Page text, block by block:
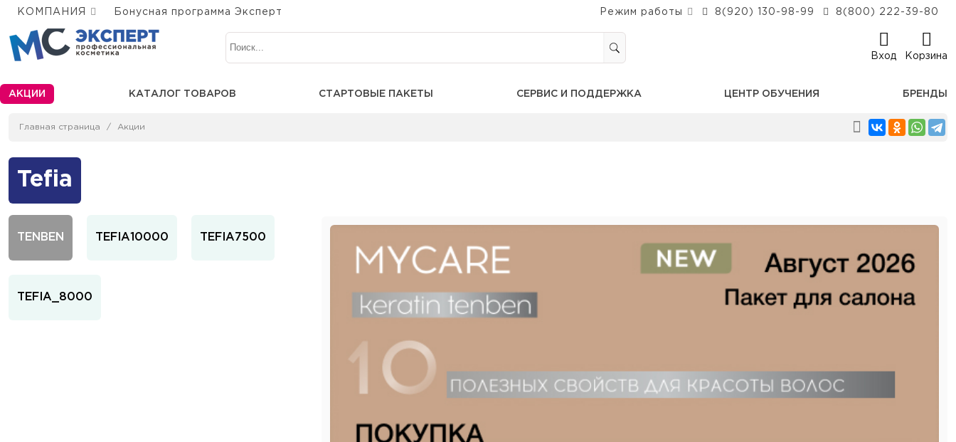
КОМПАНИЯ Бонусная программа Эксперт Режим работы 8(920) 130-98-99 8(800) 222-39-80
Вход Корзина
АКЦИИ КАТАЛОГ ТОВАРОВ СТАРТОВЫЕ ПАКЕТЫ СЕРВИС И ПОДДЕРЖКА ЦЕНТР ОБУЧЕНИЯ БРЕНДЫ
Главная страница Акции
Tefia
TENBEN TEFIA10000 TEFIA7500
TEFIA_8000